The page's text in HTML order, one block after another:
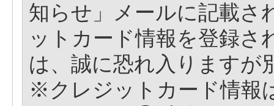
知らせ」メールに記載さ
ットカード情報を登録さ
は、誠に恐れ入りますが
※クレジットカード情報